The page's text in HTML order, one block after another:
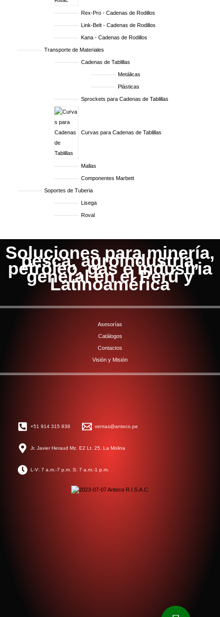
Rex-Pro - Cadenas de Rodillos
Link-Belt - Cadenas de Rodillos
Kana - Cadenas de Rodillos
Transporte de Materiales
Cadenas de Tablillas
Metálicas
Plásticas
Sprockets para Cadenas de Tablillas
Curvas para Cadenas de Tablillas
Mallas
Componentes Marbett
Soportes de Tuberia
Lisega
Roval
Soluciones para minería,
pesca, agroindustria,
petróleo, gas e industria
general en el Perú y
Latinoamérica
Asesorías
Catálogos
Contactos
Visión y Misión
+51 914 315 838 ventas@anteco.pe
Jr. Javier Heraud Mz. E2 Lt. 25, La Molina
L-V: 7 a.m.-7 p.m. S: 7 a.m.-1 p.m.